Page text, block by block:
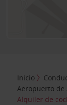
Inicio
Aeropuerto de
Alquiler de